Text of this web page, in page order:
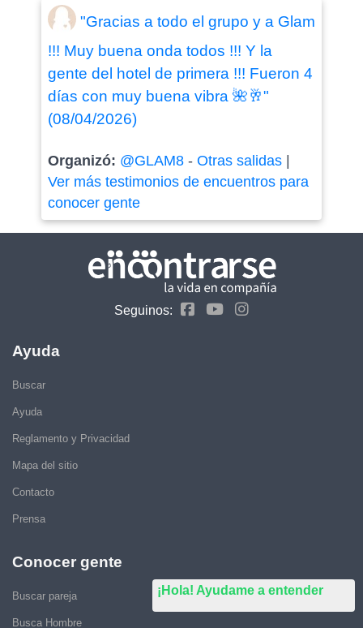
¡Hola! Ayudame a entender
"Gracias a todo el grupo y a Glam
!!! Muy buena onda todos !!! Y la
gente del hotel de primera !!! Fueron 4
días con muy buena vibra 🌺🥂"
(08/04/2026)
Organizó: @GLAM8- Otras salidas|
Ver más testimonios de encuentros para
conocer gente
Seguinos:
Ayuda
Buscar
Ayuda
Reglamento y Privacidad
Mapa del sitio
Contacto
Prensa
Conocer gente
Buscar pareja
Busca Hombre